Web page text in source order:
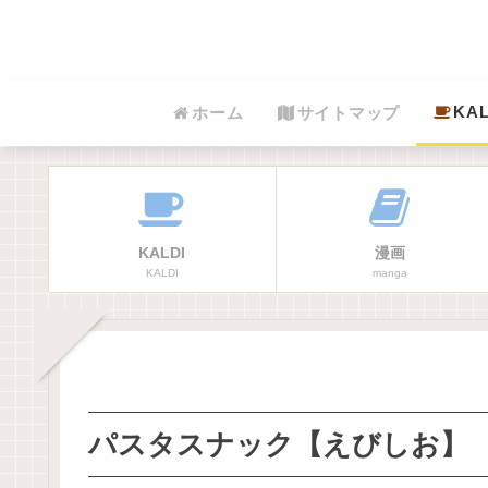
ホーム サイトマップ
KALDI
KALDI
漫画
manga
パスタスナック【えびしお】